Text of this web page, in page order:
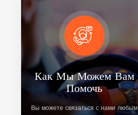
Как Мы Можем Вам
Помочь
Вы можете связаться с нами любым